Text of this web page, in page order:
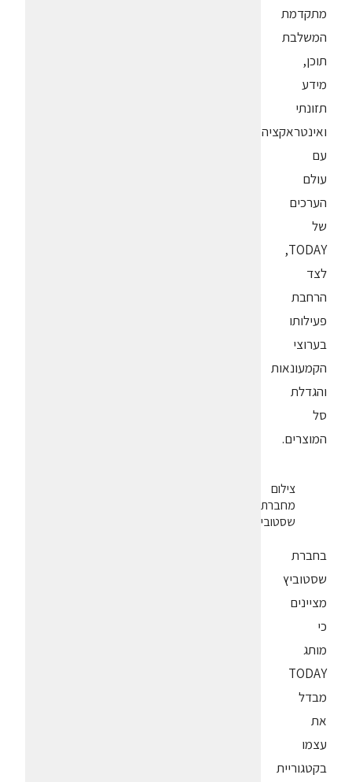
מתקדמת
המשלבת
תוכן,
מידע
תזונתי
ואינטראקציה
עם
עולם
הערכים
של
TODAY,
לצד
הרחבת
פעילותו
בערוצי
הקמעונאות
והגדלת
סל
המוצרים.
צילום
מחברת
שסטוביץ
בחברת
שסטוביץ
מציינים
כי
מותג
TODAY
מבדל
את
עצמו
בקטגוריית